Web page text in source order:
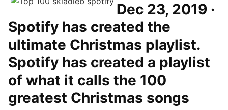
Dec 23, 2019 ·
Spotify has created the
ultimate Christmas playlist.
Spotify has created a playlist
of what it calls the 100
greatest Christmas songs